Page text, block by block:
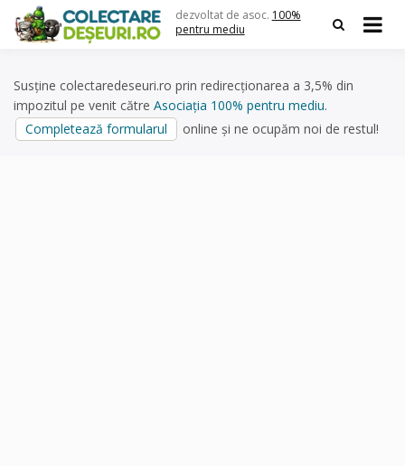
content
dezvoltat de asoc. 100%
pentru mediu
Susține colectaredeseuri.ro prin redirecționarea a 3,5% din
impozitul pe venit către Asociația 100% pentru mediu.
Completează formularul
online și ne ocupăm noi de restul!